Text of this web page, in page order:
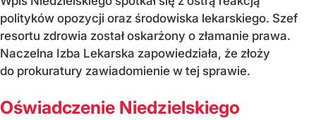
polityków opozycji oraz środowiska lekarskiego. Szef
resortu zdrowia został oskarżony o złamanie prawa.
Naczelna Izba Lekarska zapowiedziała, że złoży
do prokuratury zawiadomienie w tej sprawie.
Oświadczenie Niedzielskiego